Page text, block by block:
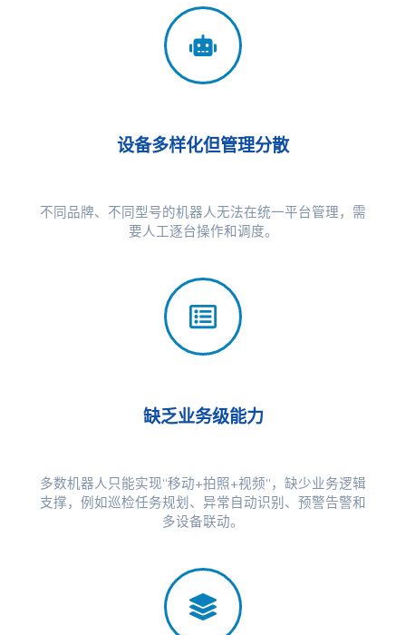
设备多样化但管理分散
不同品牌、不同型号的机器人无法在统一平台管理，需
要人工逐台操作和调度。
缺乏业务级能力
多数机器人只能实现“移动+拍照+视频”，缺少业务逻辑
支撑，例如巡检任务规划、异常自动识别、预警告警和
多设备联动。